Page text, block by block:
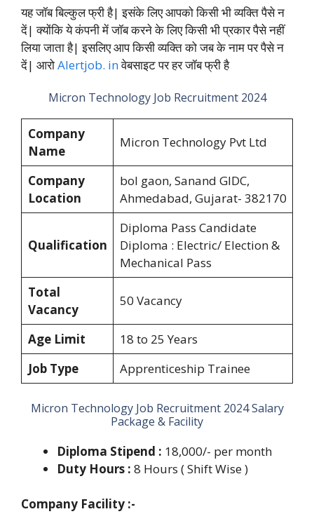
यह जॉब बिल्कुल फ्री है| इसंके लिए आपको किसी भी व्यक्ति पैसे न
दें| क्योंकि ये कंपनी में जॉब करने के लिए किसी भी प्रकार पैसे नहीं
लिया जाता है| इसलिए आप किसी व्यक्ति को जब के नाम पर पैसे न
दें| आरोAlertjob. inवेबसाइट पर हर जॉब फ्री है
Micron Technology Job Recruitment 2024
Company
Name
Micron Technology Pvt Ltd
Company
Location
bol gaon, Sanand GIDC,
Ahmedabad, Gujarat- 382170
Qualification
Diploma Pass Candidate
Diploma : Electric/ Election &
Mechanical Pass
Total
Vacancy
50 Vacancy
Age Limit
18 to 25 Years
Job Type
Apprenticeship Trainee
Micron Technology Job Recruitment 2024 Salary
Package & Facility
Diploma Stipend : 18,000/- per month
Duty Hours : 8 Hours ( Shift Wise )
Company Facility :-